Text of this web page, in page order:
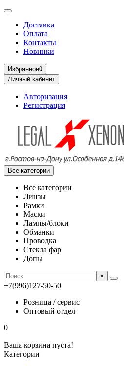
Доставка
Оплата
Контакты
Новинки
Избранное0
Личный кабинет
Авторизация
Регистрация
Все категории
Все категории
Линзы
Рамки
Маски
Лампы/блоки
Обманки
Проводка
Стекла фар
Допы
×
+7(996)127-50-50
Розница / сервис
Оптовый отдел
0
Ваша корзина пуста!
Категории